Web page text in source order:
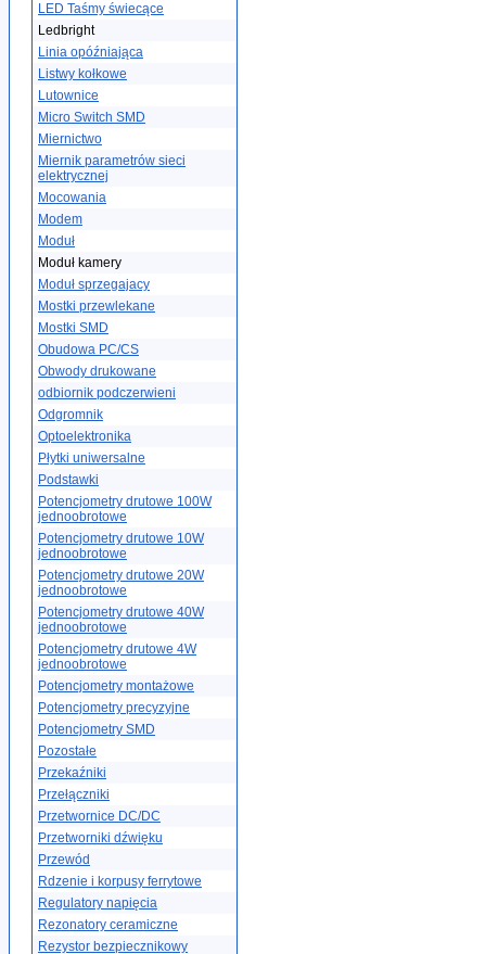
LED Taśmy świecące
Ledbright
Linia opóźniająca
Listwy kołkowe
Lutownice
Micro Switch SMD
Miernictwo
Miernik parametrów sieci
elektrycznej
Mocowania
Modem
Moduł
Moduł kamery
Moduł sprzegajacy
Mostki przewlekane
Mostki SMD
Obudowa PC/CS
Obwody drukowane
odbiornik podczerwieni
Odgromnik
Optoelektronika
Płytki uniwersalne
Podstawki
Potencjometry drutowe 100W
jednoobrotowe
Potencjometry drutowe 10W
jednoobrotowe
Potencjometry drutowe 20W
jednoobrotowe
Potencjometry drutowe 40W
jednoobrotowe
Potencjometry drutowe 4W
jednoobrotowe
Potencjometry montażowe
Potencjometry precyzyjne
Potencjometry SMD
Pozostałe
Przekaźniki
Przełączniki
Przetwornice DC/DC
Przetworniki dźwięku
Przewód
Rdzenie i korpusy ferrytowe
Regulatory napięcia
Rezonatory ceramiczne
Rezystor bezpiecznikowy